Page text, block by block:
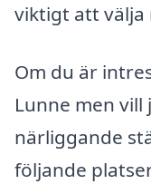
viktigt att
Om du är
Lunne men
närliggande
följande